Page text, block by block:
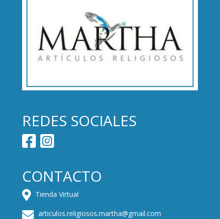
REDES SOCIALES
CONTACTO
Tienda Virtual
articulos.religiosos.martha@gmail.com